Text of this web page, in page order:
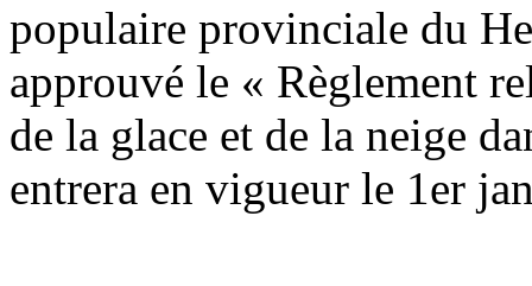
populaire provinciale du
approuvé le « Règlement
de la glace et de la neige
entrera en vigueur le 1er